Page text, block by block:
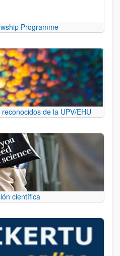
Programme
de la UPV/EHU
científica